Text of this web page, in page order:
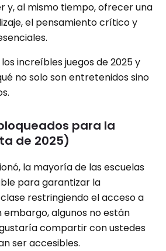
y, al mismo tiempo, ofrecer una
el pensamiento crítico y
increíbles juegos de 2025 y
no solo son entretenidos sino
para la
de 2025)
la mayoría de las escuelas
para garantizar la
restringiendo el acceso a
embargo, algunos no están
compartir con ustedes
ser accesibles.